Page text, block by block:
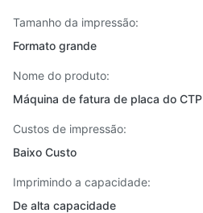
Tamanho da impressão:
Formato grande
Nome do produto:
Máquina de fatura de placa do CTP
Custos de impressão:
Baixo Custo
Imprimindo a capacidade:
De alta capacidade